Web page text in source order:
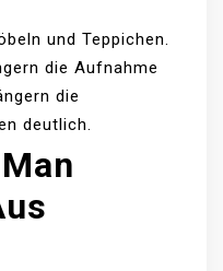
und Teppichen.
die Aufnahme
die
deutlich.